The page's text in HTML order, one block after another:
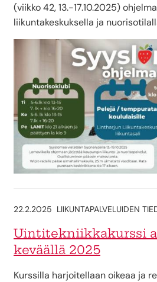
(viikko 42, 13.-17.10.2025)
liikuntakeskuksella ja
22.2.2025 LIIKUNTAPALVELUIDEN
Uintitekniikkakurssi
keväällä 2025
Kurssilla harjoitellaan oikeaa ja